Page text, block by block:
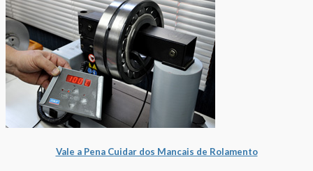
Vale a Pena Cuidar dos Mancais de Rolamento